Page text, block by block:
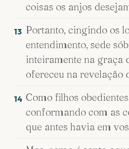
coisas os anjos
13 Portanto, cingindo os
entendimento, sede
inteiramente na graça
ofereceu na revelação
14 Como filhos
conformando com as
que antes havia em